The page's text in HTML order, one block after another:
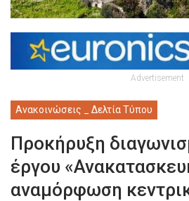
Advertisement
Ανακοινώσεις _ Δελτία Τύπου
Προκήρυξη
έργου
αναμόρφωση